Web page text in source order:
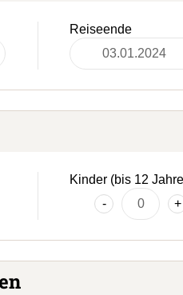
Reiseende
Kinder (bis 12
-
+